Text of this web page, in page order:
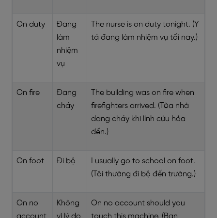
On duty
Đang
làm
nhiệm
vụ
The nurse is on duty tonight. (Y
tá đang làm nhiệm vụ tối nay.)
On fire
Đang
cháy
The building was on fire when
firefighters arrived. (Tòa nhà
đang cháy khi lính cứu hỏa
đến.)
On foot Đi bộ
I usually go to school on foot.
(Tôi thường đi bộ đến trường.)
On no
account
Không
vì lý do
On no account should you
touch this machine. (Bạn